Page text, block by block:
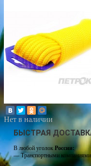
Нет в наличии
БЫСТРАЯ
В любой уголок России:
— Транспортными компаниями